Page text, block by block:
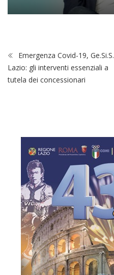
Emergenza Covid-19, Ge.Si.S.
Lazio: gli interventi essenziali a
tutela dei concessionari